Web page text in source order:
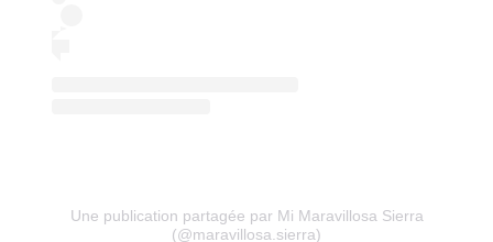
Une publication partagée par Mi Maravillosa Sierra
(@maravillosa.sierra)